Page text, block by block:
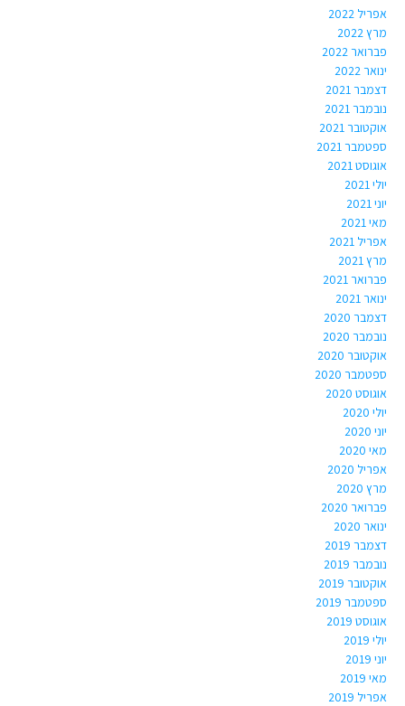
אפריל 2022
מרץ 2022
פברואר 2022
ינואר 2022
דצמבר 2021
נובמבר 2021
אוקטובר 2021
ספטמבר 2021
אוגוסט 2021
יולי 2021
יוני 2021
מאי 2021
אפריל 2021
מרץ 2021
פברואר 2021
ינואר 2021
דצמבר 2020
נובמבר 2020
אוקטובר 2020
ספטמבר 2020
אוגוסט 2020
יולי 2020
יוני 2020
מאי 2020
אפריל 2020
מרץ 2020
פברואר 2020
ינואר 2020
דצמבר 2019
נובמבר 2019
אוקטובר 2019
ספטמבר 2019
אוגוסט 2019
יולי 2019
יוני 2019
מאי 2019
אפריל 2019